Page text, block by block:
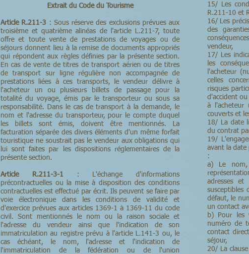
Extrait du Code du Tourisme
Article R.211-3 : Sous réserve des exclusions prévues aux
troisième et quatrième alinéas de l'article L.211-7, toute
offre et toute vente de prestations de voyages ou de
séjours donnent lieu à la remise de documents appropriés
qui répondent aux règles définies par la présente section.
En cas de vente de titres de transport aérien ou de titres
de transport sur ligne régulière non accompagnée de
prestations liées à ces transports, le vendeur délivre à
l'acheteur un ou plusieurs billets de passage pour la
totalité du voyage, émis par le transporteur ou sous sa
responsabilité. Dans le cas de transport à la demande, le
nom et l'adresse du transporteur, pour le compte duquel
les billets sont émis, doivent être mentionnés. La
facturation séparée des divers éléments d'un même forfait
touristique ne soustrait pas le vendeur aux obligations qui
lui sont faites par les dispositions réglementaires de la
présente section.
Article R.211-3-1 : L'échange d'informations
précontractuelles ou la mise à disposition des conditions
contractuelles est effectué par écrit. Ils peuvent se faire par
voie électronique dans les conditions de validité et
d'exercice prévues aux articles 1369-1 à 1369-11 du code
civil. Sont mentionnés le nom ou la raison sociale et
l'adresse du vendeur ainsi que l'indication de son
immatriculation au registre prévu à l'article L.141-3 ou, le
cas échéant, le nom, l'adresse et l'indication de
l'immatriculation de la fédération ou de l'union
15/ Les
R.211-10 et
16/ Les
des
vendeur,
17/ Les
les
l'acheteur
celles
risques
d'accident
à l'acheteur
couverts et
18/ La date
du contrat
19/
avant la date
:
a) Le
adresses et
susceptibles
défaut, le
un contact
b) Pour les
numéro de
contact
séjour,
20/ La